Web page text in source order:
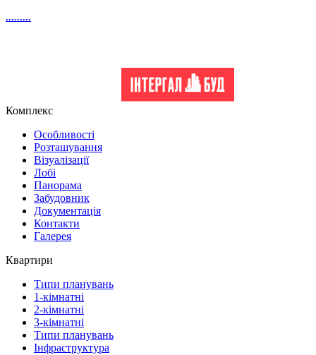
.........
Комплекс
Особливості
Розташування
Візуалізації
Лобі
Панорама
Забудовник
Документація
Контакти
Галерея
Квартири
Типи планувань
1-кімнатні
2-кімнатні
3-кімнатні
Типи планувань
Інфраструктура